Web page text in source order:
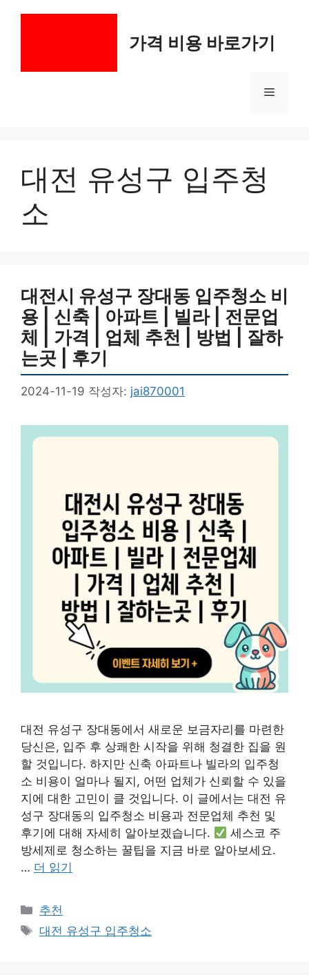
가격 비용 바로가기
메
대전 유성구 입주청
소
대전시 유성구 장대동 입주청소 비
용 | 신축 | 아파트 | 빌라 | 전문업
체 | 가격 | 업체 추천 | 방법 | 잘하
는곳 | 후기
2024-11-19 작성자: jai870001
대전 유성구 장대동에서 새로운 보금자리를 마련한
당신은, 입주 후 상쾌한 시작을 위해 청결한 집을 원
할 것입니다. 하지만 신축 아파트나 빌라의 입주청
소 비용이 얼마나 될지, 어떤 업체가 신뢰할 수 있을
지에 대한 고민이 클 것입니다. 이 글에서는 대전 유
성구 장대동의 입주청소 비용과 전문업체 추천 및
후기에 대해 자세히 알아보겠습니다.
세스코 주
방세제로 청소하는 꿀팁을 지금 바로 알아보세요.
… 더 읽기
카
테
추천
태
대전 유성구 입주청소